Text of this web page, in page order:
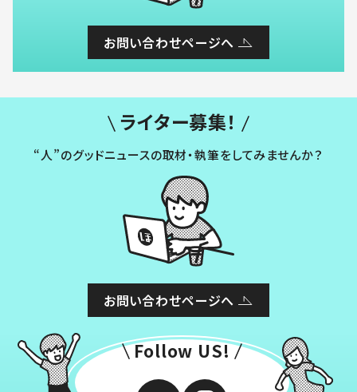
お問い合わせページへ
ライター募集！
“人”のグッドニュースの取材・執筆をしてみませんか？
お問い合わせページへ
Follow US!